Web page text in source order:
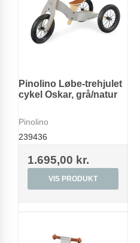
Pinolino Løbe-trehjulet
cykel Oskar, grå/natur
Pinolino
239436
1.695,00 kr.
VIS PRODUKT